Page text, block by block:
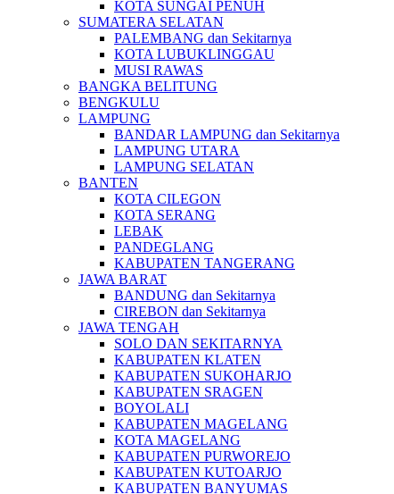
KOTA SUNGAI PENUH
SUMATERA SELATAN
PALEMBANG dan Sekitarnya
KOTA LUBUKLINGGAU
MUSI RAWAS
BANGKA BELITUNG
BENGKULU
LAMPUNG
BANDAR LAMPUNG dan Sekitarnya
LAMPUNG UTARA
LAMPUNG SELATAN
BANTEN
KOTA CILEGON
KOTA SERANG
LEBAK
PANDEGLANG
KABUPATEN TANGERANG
JAWA BARAT
BANDUNG dan Sekitarnya
CIREBON dan Sekitarnya
JAWA TENGAH
SOLO DAN SEKITARNYA
KABUPATEN KLATEN
KABUPATEN SUKOHARJO
KABUPATEN SRAGEN
BOYOLALI
KABUPATEN MAGELANG
KOTA MAGELANG
KABUPATEN PURWOREJO
KABUPATEN KUTOARJO
KABUPATEN BANYUMAS